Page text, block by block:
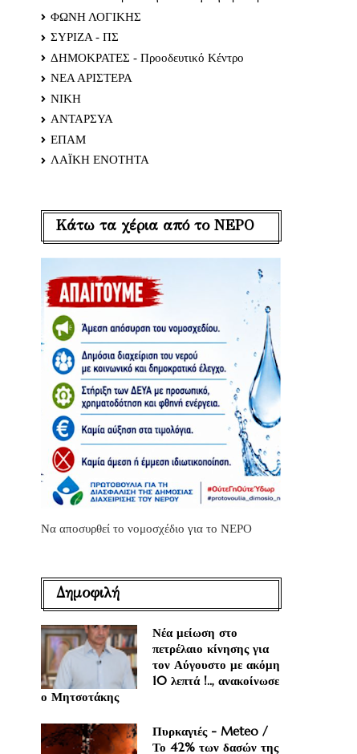
ΦΩΝΗ ΛΟΓΙΚΗΣ
ΣΥΡΙΖΑ - ΠΣ
ΔΗΜΟΚΡΑΤΕΣ - Προοδευτικό Κέντρο
ΝΕΑ ΑΡΙΣΤΕΡΑ
ΝΙΚΗ
ΑΝΤΑΡΣΥΑ
ΕΠΑΜ
ΛΑΪΚΗ ΕΝΟΤΗΤΑ
Κάτω τα χέρια από το ΝΕΡΟ
Να αποσυρθεί το νομοσχέδιο για το ΝΕΡΟ
Δημοφιλή
Νέα μείωση στο
πετρέλαιο κίνησης για
τον Αύγουστο με ακόμη
10 λεπτά !.., ανακοίνωσε
ο Μητσοτάκης
Πυρκαγιές - Meteo /
Το 42% των δασών της